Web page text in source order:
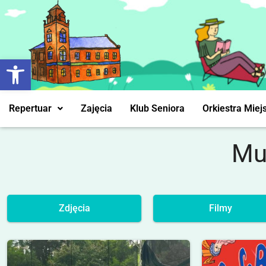
Otwórz pasek narzędzi
Repertuar Zajęcia Klub Seniora Orkiestra
Zdjęcia Filmy